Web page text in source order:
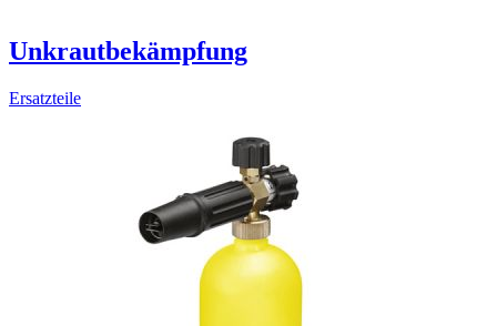
Unkrautbekämpfung
Ersatzteile